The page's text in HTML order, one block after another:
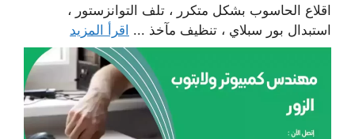
اقلاع الحاسوب بشكل متكرر ، تلف التوانزستور ،
استبدال بور سبلاي ، تنظيف مآخذ ... اقرأ المزيد